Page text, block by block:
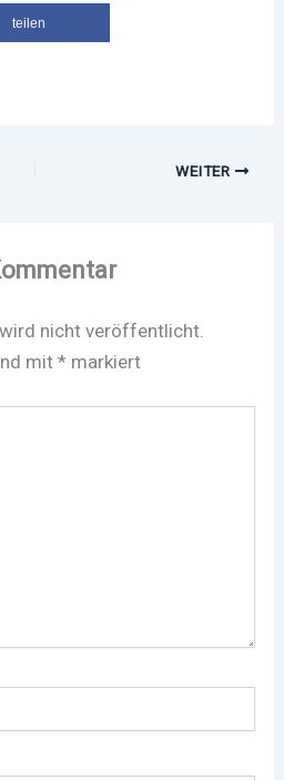
teilen
WEITER
nicht veröffentlicht.
mit* markiert